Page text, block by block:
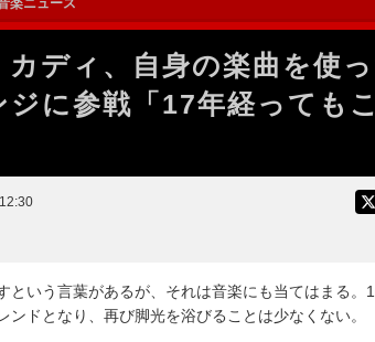
楽ニュース
カディ、自身の楽曲を使
ジに参戦「17年経っても
という言葉があるが、それは音楽にも当てはまる。
ンドとなり、再び脚光を浴びることは少なくない。